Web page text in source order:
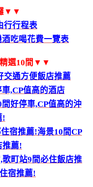
▼▼
行行程表
吃喝花費一覽表
選10間▼▼
交通方便飯店推薦
,CP值高的酒店
好停車,CP值高的沖
!
宿推薦!海景10間CP
推薦!
町站9間必住飯店推
宿推薦!